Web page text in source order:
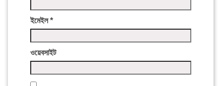
ইমেইল*
ওয়েবসাইট